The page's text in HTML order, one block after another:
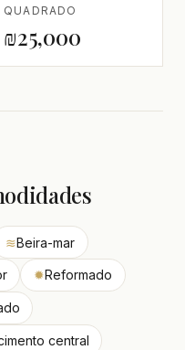
QUADRADO
₪25,000
≋Beira-mar
✹Reformado
central